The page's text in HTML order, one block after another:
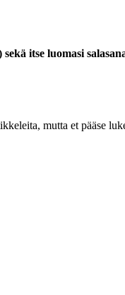
itse luomasi
mutta et pääse